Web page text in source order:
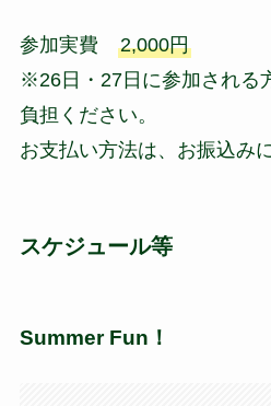
参加実費 2,000円
※26日・27日に参加される
負担ください。
お支払い方法は、お振込み
スケジュール等
Summer Fun！